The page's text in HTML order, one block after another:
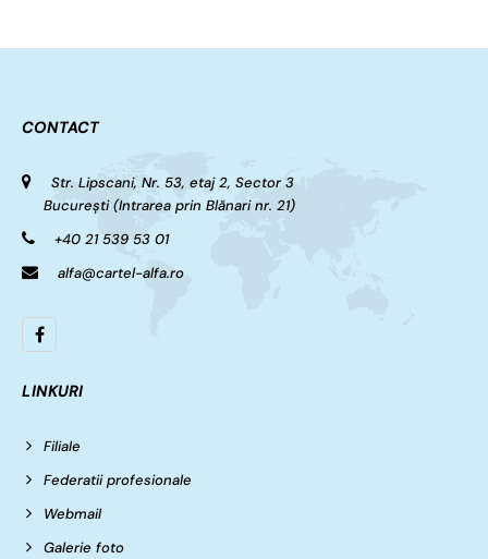
CONTACT
Str. Lipscani, Nr. 53, etaj 2, Sector 3
București (Intrarea prin Blănari nr. 21)
+40 21 539 53 01
alfa@cartel-alfa.ro
LINKURI
Filiale
Federatii profesionale
Webmail
Galerie foto